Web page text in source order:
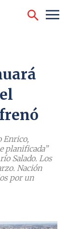
Enrico,
planificada”
Salado. Los
Nación
por un